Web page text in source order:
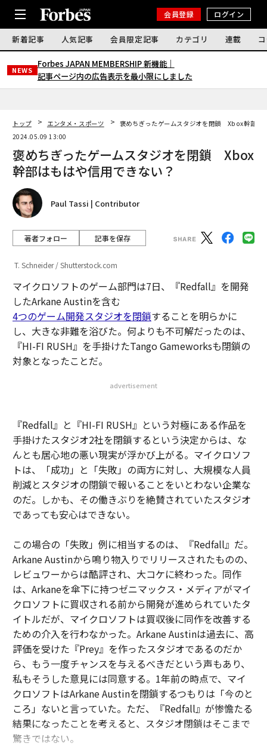
会員登録 ログイン
新着記事 人気記事 会員限定記事 カテゴリ 連載
NEWS
Forbes JAPAN MEMBERSHIP 新機能｜
記事ページ内の広告表示を最小限にしました
トップ エンタメ・スポーツ
褒めちぎったゲームスタジオを閉鎖 Xbox幹部は
2024.05.09 13:00
褒めちぎったゲームスタジオを閉鎖 Xbox
幹部はもはや信用できない？
Paul Tassi | Contributor
著者フォロー 記事を保存
T. Schneider / Shutterstock.com
マイクロソフトのゲーム部門は7日、『Redfall』を開発
したArkane Austinを含む
4つのゲーム開発スタジオを閉鎖することを明らかに
し、大きな非難を浴びた。何よりも不可解だったのは、
『HI-FI RUSH』を手掛けたTango Gameworksも閉鎖の
対象となったことだ。
advertisement
『Redfall』と『HI-FI RUSH』という対極にある作品を
手掛けたスタジオ2社を閉鎖するという決定からは、な
んとも居心地の悪い現実が浮かび上がる。マイクロソフ
トは、「成功」と「失敗」の両方に対し、大規模な人員
削減とスタジオの閉鎖で報いることをいとわない企業な
のだ。しかも、その働きぶりを絶賛されていたスタジオ
であっても安心はできない。
この場合の「失敗」例に相当するのは、『Redfall』だ。
Arkane Austinから鳴り物入りでリリースされたものの、
レビュワーからは酷評され、大コケに終わった。同作
は、Arkaneを傘下に持つゼニマックス・メディアがマイ
クロソフトに買収される前から開発が進められていたタ
イトルだが、マイクロソフトは買収後に同作を改善する
ための介入を行わなかった。Arkane Austinは過去に、高
評価を受けた『Prey』を作ったスタジオであるのだか
ら、もう一度チャンスを与えるべきだという声もあり、
私もそうした意見には同意する。1年前の時点で、マイ
クロソフトはArkane Austinを閉鎖するつもりは「今のと
ころ」ないと言っていた。ただ、『Redfall』が惨憺たる
結果になったことを考えると、スタジオ閉鎖はそこまで
驚きではない。